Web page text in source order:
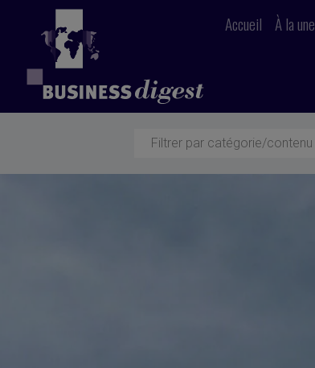
Accueil À la une
Filtrer par catégorie/contenu